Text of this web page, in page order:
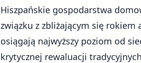
Hiszpańskie gospodarstwa
związku z zbliżającym się
osiągają najwyższy poziom od
krytycznej rewaluacji